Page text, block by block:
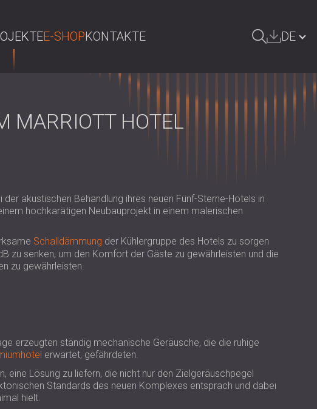
E-SHOPKONTAKTE DE
POLAND | PL
РОССИЯ | RU
MARRIOTT HOTEL
akustischen Behandlung ihres neuen Fünf-Sterne-Hotels in
hochkarätigen Neubauprojekt in einem malerischen
Schalldämmung der Kühlergruppe des Hotels zu sorgen
zu senken, um den Komfort der Gäste zu gewährleisten und die
zu gewährleisten.
erzeugten ständig mechanische Geräusche, die die ruhige
erwartet, gefährdeten.
eine Lösung zu liefern, die nicht nur den Zielgeräuschpegel
Standards des neuen Komplexes entsprach und dabei
hielt.